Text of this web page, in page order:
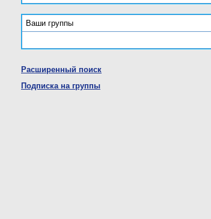
Ваши группы
Расширенный поиск
Подписка на группы